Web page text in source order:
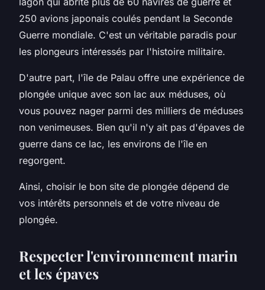
250 avions japonais coulés pendant la Seconde
Guerre mondiale. C'est un véritable paradis pour
les plongeurs intéressés par l'histoire militaire.
D'autre part, l'île de Palau offre une expérience de
plongée unique avec son lac aux méduses, où
vous pouvez nager parmi des milliers de méduses
non venimeuses. Bien qu'il n'y ait pas d'épaves de
guerre dans ce lac, les environs de l'île en
regorgent.
Ainsi, choisir le bon site de plongée dépend de
vos intérêts personnels et de votre niveau de
plongée.
Respecter l'environnement marin
et les épaves